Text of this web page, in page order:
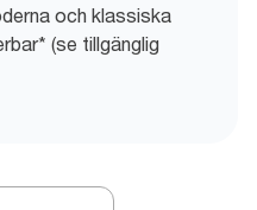
och klassiska
(se tillgänglig